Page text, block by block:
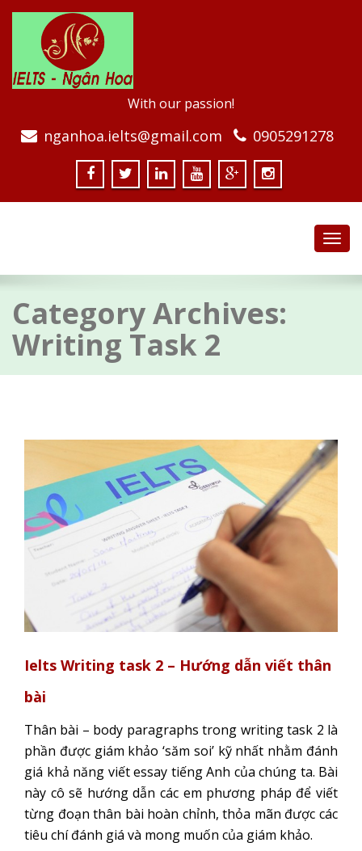
With our passion!
nganhoa.ielts@gmail.com 0905291278
Category Archives:
Writing Task 2
Ielts Writing task 2 – Hướng dẫn viết thân
bài
Thân bài – body paragraphs trong writing task 2 là
phần được giám khảo ‘săm soi’ kỹ nhất nhằm đánh
giá khả năng viết essay tiếng Anh của chúng ta. Bài
này cô sẽ hướng dẫn các em phương pháp để viết
từng đoạn thân bài hoàn chỉnh, thỏa mãn được các
tiêu chí đánh giá và mong muốn của giám khảo.